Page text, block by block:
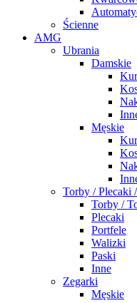
Ścienne
AMG
Ubrania
Damskie
Męskie
Torby / Plecaki
Torby /
Plecaki
Portfele
Walizki
Paski
Inne
Zegarki
Męskie